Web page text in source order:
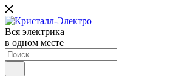
Вся электрика
в одном месте